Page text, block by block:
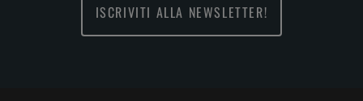
ISCRIVITI ALLA NEWSLETTER!